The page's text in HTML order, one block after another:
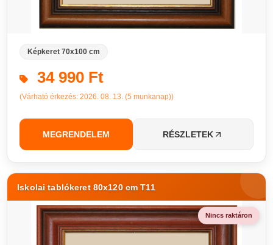
Képkeret 70x100 cm
34 990 Ft
(Várható érkezés: 2026. 08. 13. (5 munkanap))
MEGRENDELEM RÉSZLETEK
Iskolai tablókeret 80x120 cm T11
Nincs raktáron